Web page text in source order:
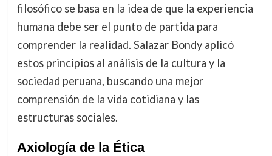
filosófico se basa en la idea de que la experiencia
humana debe ser el punto de partida para
comprender la realidad. Salazar Bondy aplicó
estos principios al análisis de la cultura y la
sociedad peruana, buscando una mejor
comprensión de la vida cotidiana y las
estructuras sociales.
Axiología de la Ética